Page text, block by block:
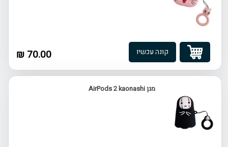
70.00 ₪ קונה עכשיו
מגן AirPods 2 kaonashi